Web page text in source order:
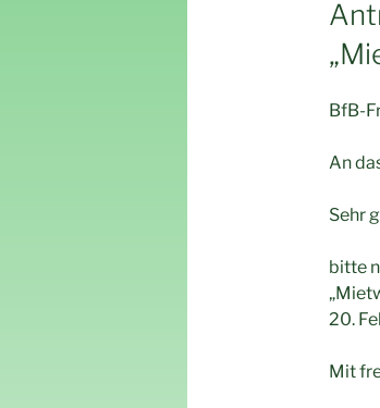
An
Sehr
bitte
20.
Mit